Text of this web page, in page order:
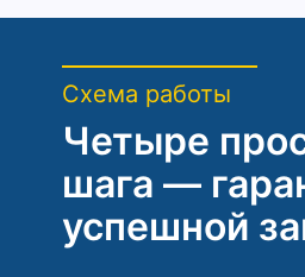
Схема работы
Четыре
шага —
успешной